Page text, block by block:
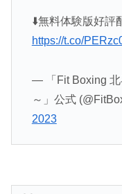
⬇️無料体験版好評
https://t.co/
— 「Fit Boxing 北
～」公式
2023